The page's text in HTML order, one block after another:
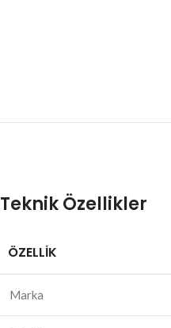
Teknik Özellikler
ÖZELLIK
Marka